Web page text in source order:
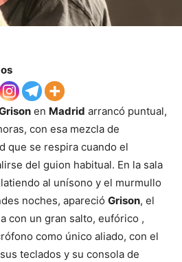
en Madrid arrancó puntual,
con esa mezcla de
que se respira cuando el
del guion habitual. En la sala
al unísono y el murmullo
noches, apareció Grison, el
con un gran salto, eufórico ,
como único aliado, con el
teclados y su consola de